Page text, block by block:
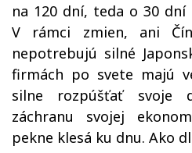
na 120 dní, teda o 30 dní
V rámci zmien, ani
nepotrebujú silné
firmách po svete majú
silne rozpúšťať svoje
záchranu svojej
pekne klesá ku dnu. Ako